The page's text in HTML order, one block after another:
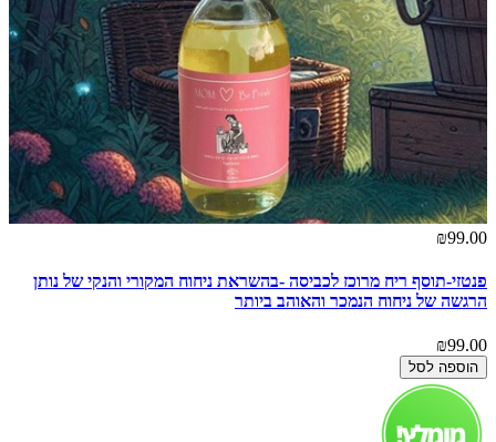
₪99.00
פנטזי-תוסף ריח מרוכז לכביסה -בהשראת ניחוח המקורי והנקי של נותן
הרגשה של ניחוח הנמכר והאוהב ביותר
₪99.00
הוספה לסל